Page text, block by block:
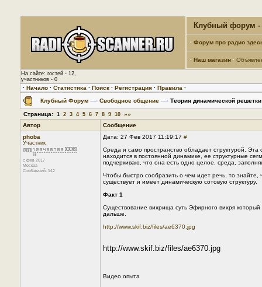
Клубный форум -
· Форум про радио
· Наш магазин ·
На сайте: гостей - 12,
участников - 0
· Начало · Статистика · Поиск · Регистрация · Правила ·
Клубный Форум —› Свободное общение —› Теория динамической
Страница: 1 2 3 4 5 6 7 8 9 10 »»
Автор
Сообщение
phoba
Участник
с фев 2017
Москва
Сообщений: 142
Дата: 27 Фев 2017 11:19:17 #
Среда и само пространство обладает структурой.
находится в постоянной динамике, ее структурные
подчеркиваю, что она есть одно целое, среда,
Чтобы быстро сообразить о чем идет речь, то
существует и имеет динамическую сотовую структуру.
Факт 1
Существование вихрища суть Эфирного вихря
дальше.
http://www.skif.biz/files/ae6370.jpg
http://www.skif.biz/files/ae6370.jpg
Видео опыта